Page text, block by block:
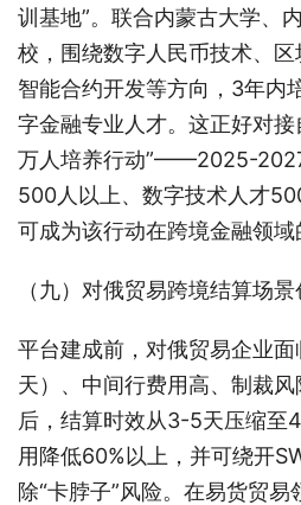
训基地”。联合内蒙古大学、
校，围绕数字人民币技术、区
智能合约开发等方向，3年内
字金融专业人才。这正好对
万人培养行动”——2025-
500人以上、数字技术人才
可成为该行动在跨境金融领域
（九）对俄贸易跨境结算场
平台建成前，对俄贸易企业
天）、中间行费用高、制裁
后，结算时效从3-5天压缩至
用降低60%以上，并可绕开
除“卡脖子”风险。在易货贸易